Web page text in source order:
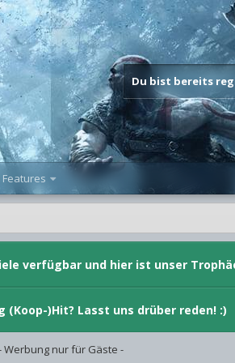
Du bist bereits
Features
verfügbar und hier ist unser
(Koop-)Hit? Lasst uns drüber reden! :)
Werbung nur für Gäste -